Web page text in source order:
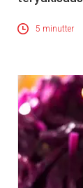
5 minutter